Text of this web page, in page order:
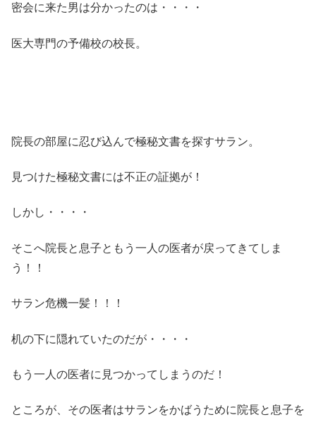
密会に来た男は分かったのは・・・・
医大専門の予備校の校長。
院長の部屋に忍び込んで極秘文書を探すサラン。
見つけた極秘文書には不正の証拠が！
しかし・・・・
そこへ院長と息子ともう一人の医者が戻ってきてしま
う！！
サラン危機一髪！！！
机の下に隠れていたのだが・・・・
もう一人の医者に見つかってしまうのだ！
ところが、その医者はサランをかばうために院長と息子を